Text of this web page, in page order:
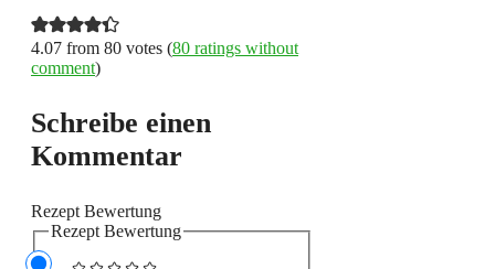
4.07 from 80 votes (80 ratings without
comment)
Schreibe einen
Kommentar
Rezept Bewertung
Rezept Bewertung